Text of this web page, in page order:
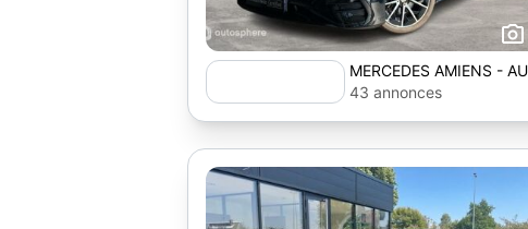
MERCEDES AMIENS -
43 annonces